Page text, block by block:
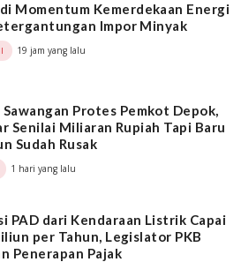
Momentum Kemerdekaan Energi
Impor Minyak
19 jam yang lalu
Sawangan Protes Pemkot Depok,
Senilai Miliaran Rupiah Tapi Baru
Sudah Rusak
1 hari yang lalu
PAD dari Kendaraan Listrik Capai
per Tahun, Legislator PKB
Penerapan Pajak